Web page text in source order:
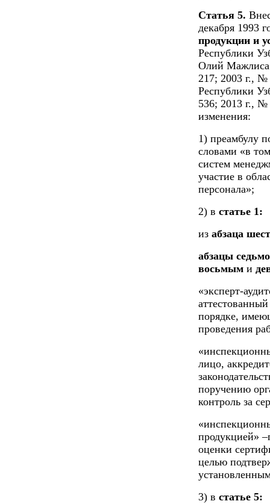
Статья 5.
декабря 1993
продукции и
Республики
Олий Мажлиса
217; 2003 г.,
Республики
536; 2013 г.,
изменения:
1) преамбулу
словами «в
систем
участие в
персонала»;
2) в статье 1:
из абзаца
абзацы
восьмым и
«эксперт-
порядке,
проведения
лицо,
поручению
контроль за
продукцией»
оценки
целью
3) в статье 5: